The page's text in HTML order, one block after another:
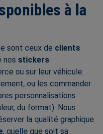
à la
sont ceux de clients
nos stickers
ou sur leur véhicule.
ou les commander
personnalisations
du format). Nous
la qualité graphique
, quelle que soit sa